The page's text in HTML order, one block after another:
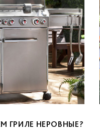
ГРИЛЕ НЕРОВНЫЕ?